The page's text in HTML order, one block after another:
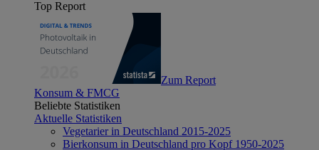
Top Report
Zum Report
Konsum & FMCG
Beliebte Statistiken
Aktuelle Statistiken
Vegetarier in Deutschland 2015-2025
Bierkonsum in Deutschland pro Kopf 1950-2025